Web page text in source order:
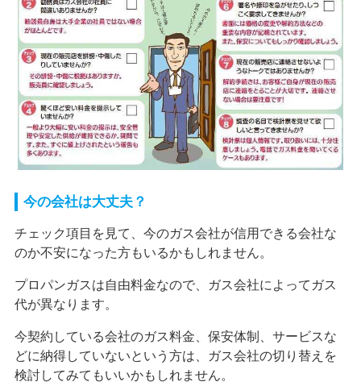
今の会社は大丈夫？
チェック項目を見て、今のガス会社が信用できる会社な
のか不安になった方もいるかもしれません。
プロパンガスは自由料金なので、ガス会社によってガス
代が異なります。
今契約している会社のガス料金、保安体制、サービスな
どに納得していないという方は、ガス会社の切り替えを
検討してみてもいいかもしれません。